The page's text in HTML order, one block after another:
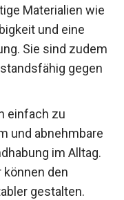
Materialien wie
und eine
Sie sind zudem
gegen
einfach zu
und abnehmbare
im Alltag.
können den
gestalten.